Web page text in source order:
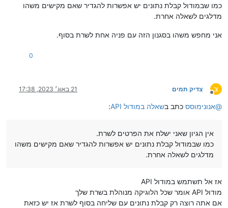
כמו שבמודול קבלת נתונים יש אפשרות להגדיר שאם מקישים משהו
מדלגים לשאלה אחרת.
אני מחפש משהו בסגנון הזה עם פניה אחת לשרת בסוף.
0
צ
מנותק
צדיק תמים 21 באוג׳ 2023, 17:38
@אנונימוסס כתב בשאלה במודול API :
אין הגיון שאני ישלח את הפרטים לשרת.
כמו שבמודול קבלת נתונים יש אפשרות להגדיר שאם מקישים משהו
מדלגים לשאלה אחרת.
אז אל תשתמש במודול API
מודול API אומר שכל הלוגיקה מנוהלת בשרת שלך
אם אתה רוצה רק קבלת נתונים עם שליחה בסוף לשרת אז יש כזאת